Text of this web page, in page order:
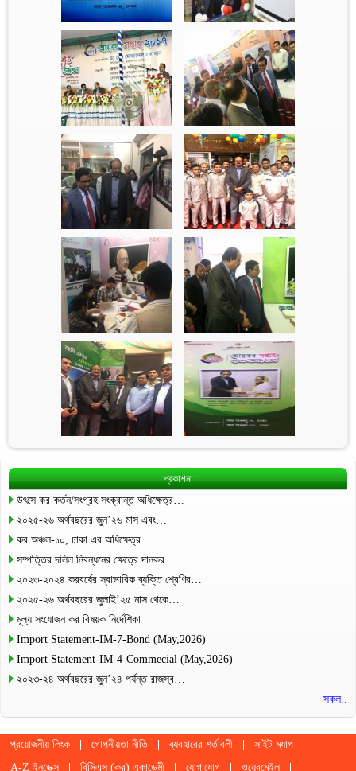
প্রকাশনা
উৎসে কর কর্তন/সংগ্রহ সংক্রান্ত অধিক্ষেত্র…
২০২৫-২৬ অর্থবছরের জুন’২৬ মাস এবং…
কর অঞ্চল-১০, ঢাকা এর অধিক্ষেত্র…
সম্পত্তির দলিল নিবন্ধনের ক্ষেত্রে দানকর…
২০২৩-২০২৪ করবর্ষের স্বাভাবিক ব্যক্তি শ্রেণির…
২০২৫-২৬ অর্থবছরের জুলাই’২৫ মাস থেকে…
মূল্য সংযোজন কর বিষয়ক নির্দেশিকা
Import Statement-IM-7-Bond (May,2026)
Import Statement-IM-4-Commecial (May,2026)
২০২৩-২৪ অর্থবছরের জুন’২৪ পর্যন্ত রাজস্ব…
সকল..
প্রয়োজনীয় লিংক গোপনীয়তা নীতি ব্যবহারের শর্তাবলী
সাইট ম্যাপ
A-Z ইনডেক্স
বিসিএস (কর) একাডেমী যোগাযোগ ওয়েবমেইল